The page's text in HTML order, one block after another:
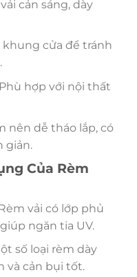
cản sáng, dày
cửa để tránh
hợp với nội thất
nên dễ tháo lắp, có
giản.
Của Rèm
vải có lớp phủ
ngăn tia UV.
số loại rèm dày
và cản bụi tốt.